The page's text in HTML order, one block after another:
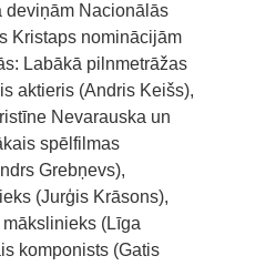
deviņām Nacionālās
Kristaps nominācijām
Labākā pilnmetrāžas
aktieris (Andris Keišs),
Nevarauska un
spēlfilmas
Grebņevs),
(Jurģis Krāsons),
(Līga
komponists (Gatis